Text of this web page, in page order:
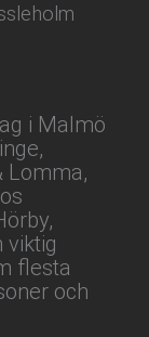
i Malmö
Lomma,
viktig
flesta
och